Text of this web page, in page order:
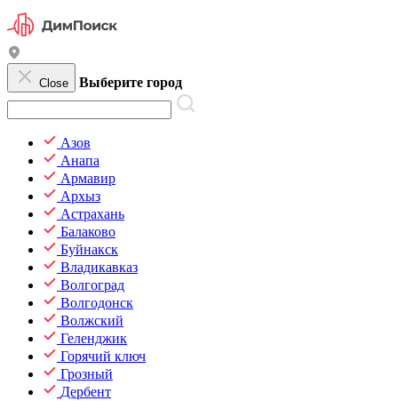
Close Выберите город
Азов
Анапа
Армавир
Архыз
Астрахань
Балаково
Буйнакск
Владикавказ
Волгоград
Волгодонск
Волжский
Геленджик
Горячий ключ
Грозный
Дербент